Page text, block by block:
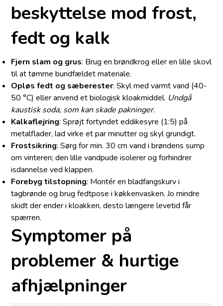
beskyttelse mod frost,
fedt og kalk
Fjern slam og grus: Brug en brøndkrog eller en lille skovl
til at tømme bundfældet materiale.
Opløs fedt og sæberester: Skyl med varmt vand (40-
50 °C) eller anvend et biologisk kloakmiddel. Undgå
kaustisk soda, som kan skade pakninger.
Kalkaflejring: Sprøjt fortyndet eddikesyre (1:5) på
metalflader, lad virke et par minutter og skyl grundigt.
Frostsikring: Sørg for min. 30 cm vand i brøndens sump
om vinteren; den lille vandpude isolerer og forhindrer
isdannelse ved klappen.
Forebyg tilstopning: Montér en bladfangskurv i
tagbrønde og brug fedtpose i køkkenvasken. Jo mindre
skidt der ender i kloakken, desto længere levetid får
spærren.
Symptomer på
problemer & hurtige
afhjælpninger